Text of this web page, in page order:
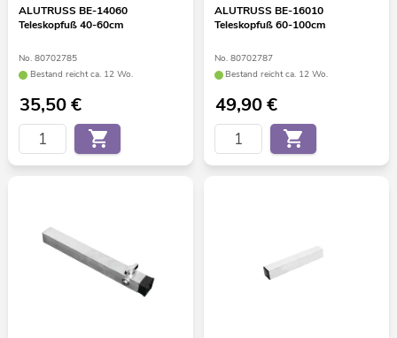
ALUTRUSS BE-14060
Teleskopfuß 40-60cm
No. 80702785
Bestand reicht ca. 12 Wo.
35,50€
ALUTRUSS BE-16010
Teleskopfuß 60-100cm
No. 80702787
Bestand reicht ca. 12 Wo.
49,90€